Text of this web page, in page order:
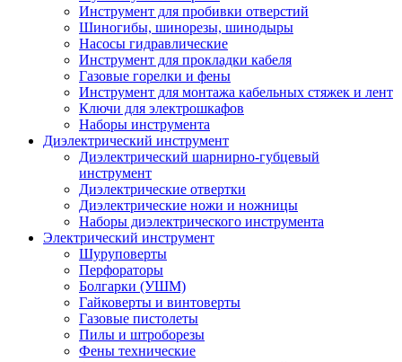
Инструмент для пробивки отверстий
Шиногибы, шинорезы, шинодыры
Насосы гидравлические
Инструмент для прокладки кабеля
Газовые горелки и фены
Инструмент для монтажа кабельных стяжек и лент
Ключи для электрошкафов
Наборы инструмента
Диэлектрический инструмент
Диэлектрический шарнирно-губцевый
инструмент
Диэлектрические отвертки
Диэлектрические ножи и ножницы
Наборы диэлектрического инструмента
Электрический инструмент
Шуруповерты
Перфораторы
Болгарки (УШМ)
Гайковерты и винтоверты
Газовые пистолеты
Пилы и штроборезы
Фены технические